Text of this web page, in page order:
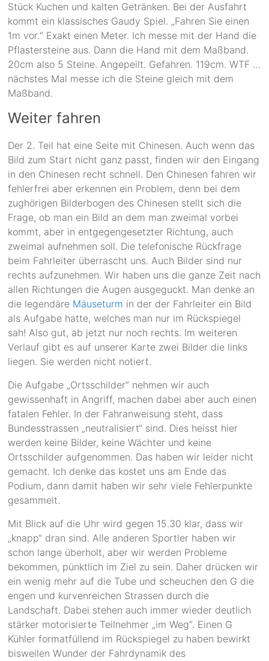
Stück Kuchen und kalten Getränken. Bei der Ausfahrt
kommt ein klassisches Gaudy Spiel. „Fahren Sie einen
1m vor.“ Exakt einen Meter. Ich messe mit der Hand die
Pflastersteine aus. Dann die Hand mit dem Maßband.
20cm also 5 Steine. Angepeilt. Gefahren. 119cm. WTF …
nächstes Mal messe ich die Steine gleich mit dem
Maßband.
Weiter fahren
Der 2. Teil hat eine Seite mit Chinesen. Auch wenn das
Bild zum Start nicht ganz passt, finden wir den Eingang
in den Chinesen recht schnell. Den Chinesen fahren wir
fehlerfrei aber erkennen ein Problem, denn bei dem
zughörigen Bilderbogen des Chinesen stellt sich die
Frage, ob man ein Bild an dem man zweimal vorbei
kommt, aber in entgegengesetzter Richtung, auch
zweimal aufnehmen soll. Die telefonische Rückfrage
beim Fahrleiter überrascht uns. Auch Bilder sind nur
rechts aufzunehmen. Wir haben uns die ganze Zeit nach
allen Richtungen die Augen ausgeguckt. Man denke an
die legendäre Mäuseturm in der der Fahrleiter ein Bild
als Aufgabe hatte, welches man nur im Rückspiegel
sah! Also gut, ab jetzt nur noch rechts. Im weiteren
Verlauf gibt es auf unserer Karte zwei Bilder die links
liegen. Sie werden nicht notiert.
Die Aufgabe „Ortsschilder“ nehmen wir auch
gewissenhaft in Angriff, machen dabei aber auch einen
fatalen Fehler. In der Fahranweisung steht, dass
Bundesstrassen „neutralisiert“ sind. Dies heisst hier
werden keine Bilder, keine Wächter und keine
Ortsschilder aufgenommen. Das haben wir leider nicht
gemacht. Ich denke das kostet uns am Ende das
Podium, dann damit haben wir sehr viele Fehlerpunkte
gesammelt.
Mit Blick auf die Uhr wird gegen 15.30 klar, dass wir
„knapp“ dran sind. Alle anderen Sportler haben wir
schon lange überholt, aber wir werden Probleme
bekommen, pünktlich im Ziel zu sein. Daher drücken wir
ein wenig mehr auf die Tube und scheuchen den G die
engen und kurvenreichen Strassen durch die
Landschaft. Dabei stehen auch immer wieder deutlich
stärker motorisierte Teilnehmer „im Weg“. Einen G
Kühler formatfüllend im Rückspiegel zu haben bewirkt
bisweilen Wunder der Fahrdynamik des